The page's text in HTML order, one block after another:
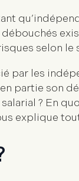
selon le
par les
partie son
? En
explique